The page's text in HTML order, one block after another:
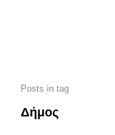
Posts in tag
Δήμος